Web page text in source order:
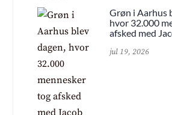
Grøn i Aarhus
hvor 32.000
afsked med
jul 19, 2026